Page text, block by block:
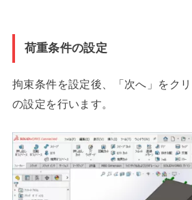
荷重条件の設定
拘束条件を設定後、「次へ」をク
の設定を行います。